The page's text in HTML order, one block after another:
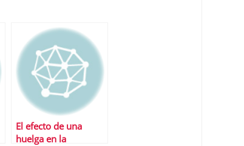
El efecto de una
huelga en la